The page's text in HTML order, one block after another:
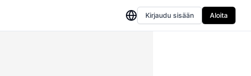
Kirjaudu sisään Aloita